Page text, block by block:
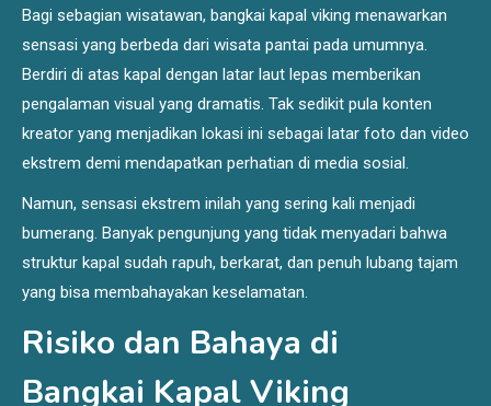
Bagi sebagian wisatawan, bangkai kapal viking menawarkan
sensasi yang berbeda dari wisata pantai pada umumnya.
Berdiri di atas kapal dengan latar laut lepas memberikan
pengalaman visual yang dramatis. Tak sedikit pula konten
kreator yang menjadikan lokasi ini sebagai latar foto dan video
ekstrem demi mendapatkan perhatian di media sosial.
Namun, sensasi ekstrem inilah yang sering kali menjadi
bumerang. Banyak pengunjung yang tidak menyadari bahwa
struktur kapal sudah rapuh, berkarat, dan penuh lubang tajam
yang bisa membahayakan keselamatan.
Risiko dan Bahaya di
Bangkai Kapal Viking